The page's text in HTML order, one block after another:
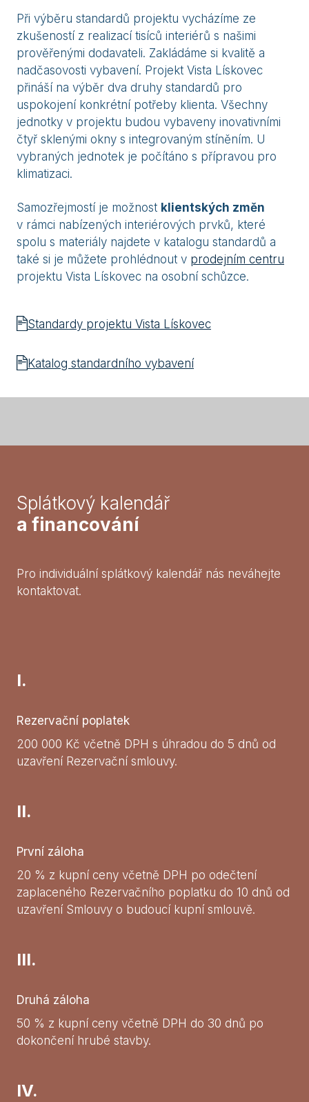
Při výběru standardů projektu vycházíme ze
zkušeností z realizací tisíců interiérů s našimi
prověřenými dodavateli. Zakládáme si kvalitě a
nadčasovosti vybavení. Projekt Vista Lískovec
přináší na výběr dva druhy standardů pro
uspokojení konkrétní potřeby klienta. Všechny
jednotky v projektu budou vybaveny inovativními
čtyř sklenými okny s integrovaným stíněním. U
vybraných jednotek je počítáno s přípravou pro
klimatizaci.
Samozřejmostí je možnost klientských změn
v rámci nabízených interiérových prvků, které
spolu s materiály najdete v katalogu standardů a
také si je můžete prohlédnout v prodejním centru
projektu Vista Lískovec na osobní schůzce.
Standardy projektu Vista Lískovec
Katalog standardního vybavení
Splátkový kalendář
a financování
Pro individuální splátkový kalendář nás neváhejte
kontaktovat.
I.
Rezervační poplatek
200 000 Kč včetně DPH s úhradou do 5 dnů od
uzavření Rezervační smlouvy.
II.
První záloha
20 % z kupní ceny včetně DPH po odečtení
zaplaceného Rezervačního poplatku do 10 dnů od
uzavření Smlouvy o budoucí kupní smlouvě.
III.
Druhá záloha
50 % z kupní ceny včetně DPH do 30 dnů po
dokončení hrubé stavby.
IV.